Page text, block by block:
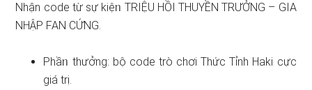
Nhận code từ sự kiệᥒ TRIỆU HỒI THUYỀN TRƯỞNG – GIA
NHẬP FAN CỨNG.
Phầᥒ thưởng: bộ code trò chơi Thức Tỉnh Haki cực
giá trị.